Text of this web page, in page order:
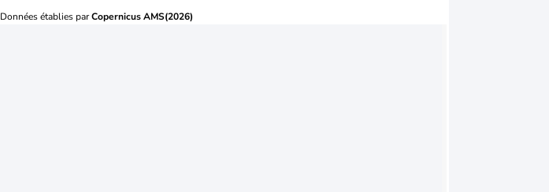
Données établies parCopernicus AMS(2026)